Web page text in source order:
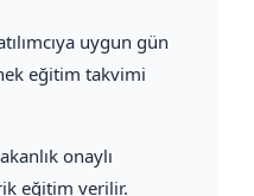
uygun gün
eğitim takvimi
onaylı
eğitim verilir.